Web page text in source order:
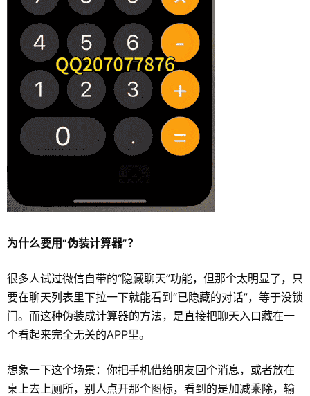
为什么要用“伪装计算器”？
很多人试过微信自带的“隐藏聊天”功能，但那个太明显了，只
要在聊天列表里下拉一下就能看到“已隐藏的对话”，等于没锁
门。而这种伪装成计算器的方法，是直接把聊天入口藏在一
个看起来完全无关的APP里。
想象一下这个场景：你把手机借给朋友回个消息，或者放在
桌上去上厕所，别人点开那个图标，看到的是加减乘除，输